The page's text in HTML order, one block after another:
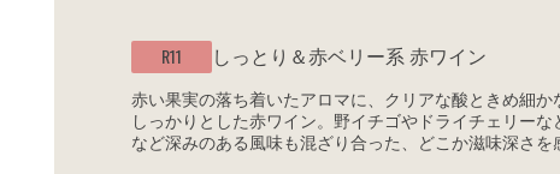
R11 しっとり＆赤ベリー系赤ワイン
赤い果実の落ち着いたアロマに、クリアな酸ときめ細
しっかりとした赤ワイン。野イチゴやドライチェリー
など深みのある風味も混ざり合った、どこか滋味深さを